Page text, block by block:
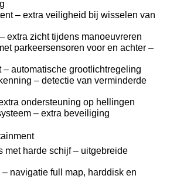
– extra veiligheid bij wisselen van
extra zicht tijdens manoeuvreren
parkeersensoren voor en achter –
automatische grootlichtregeling
– detectie van verminderde
ondersteuning op hellingen
– extra beveiliging
met harde schijf – uitgebreide
navigatie full map, harddisk en